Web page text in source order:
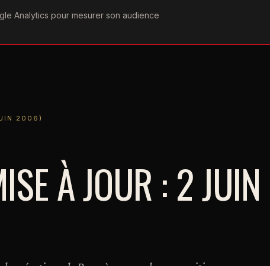
Analytics pour mesurer son audience
PAROLESVIDÉOGRAPHIEFORUMS
2006)
À JOUR : 2 JUIN